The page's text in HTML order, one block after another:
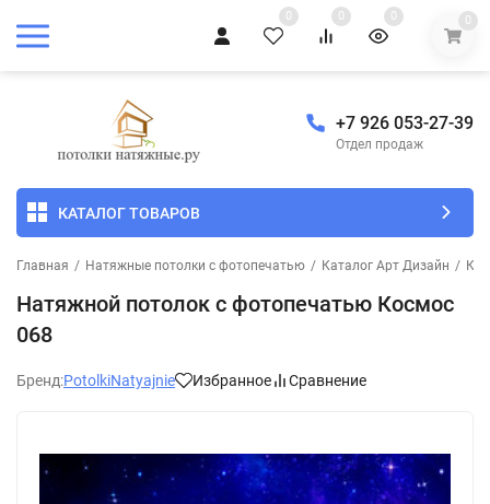
0 0 0 0
+7 926 053-27-39
Отдел продаж
КАТАЛОГ ТОВАРОВ
Главная / Натяжные потолки с фотопечатью / Каталог Арт Дизайн /
Натяжной потолок с фотопечатью Космос
068
Бренд:PotolkiNatyajnie Избранное Сравнение